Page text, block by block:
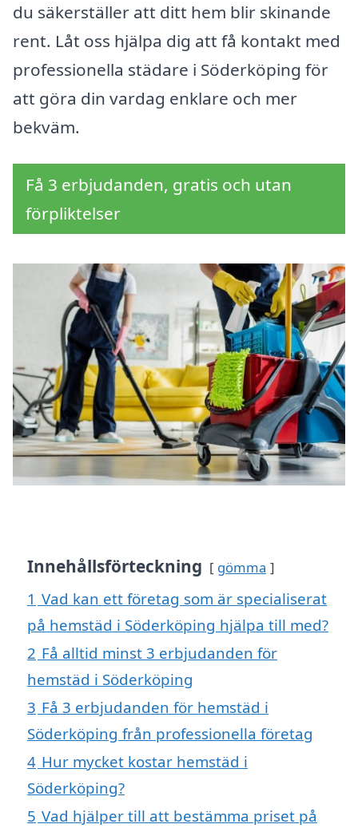
du säkerställer att ditt hem blir skinande
rent. Låt oss hjälpa dig att få kontakt med
professionella städare i Söderköping för
att göra din vardag enklare och mer
bekväm.
Få 3 erbjudanden, gratis och utan
förpliktelser
Innehållsförteckning gömma
1 Vad kan ett företag som är specialiserat
på hemstäd i Söderköping hjälpa till med?
2 Få alltid minst 3 erbjudanden för
hemstäd i Söderköping
3 Få 3 erbjudanden för hemstäd i
Söderköping från professionella företag
4 Hur mycket kostar hemstäd i
Söderköping?
5 Vad hjälper till att bestämma priset på